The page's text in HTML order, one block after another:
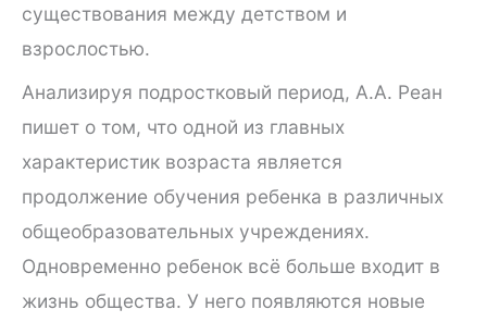
существования между детством и
взрослостью.
Анализируя подростковый период, А.А. Реан
пишет о том, что одной из главных
характеристик возраста является
продолжение обучения ребенка в различных
общеобразовательных учреждениях.
Одновременно ребенок всё больше входит в
жизнь общества. У него появляются новые